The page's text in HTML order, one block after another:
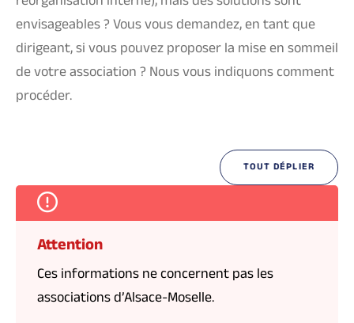
envisageables ? Vous vous demandez, en tant que
dirigeant, si vous pouvez proposer la mise en sommeil
de votre association ? Nous vous indiquons comment
procéder.
TOUT DÉPLIER
Attention
Ces informations ne concernent pas les
associations d’Alsace-Moselle.